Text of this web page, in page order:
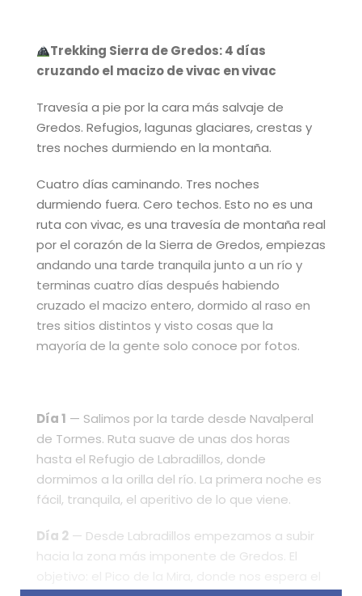
Trekking Sierra de Gredos: 4 días
cruzando el macizo de vivac en vivac
Travesía a pie por la cara más salvaje de
Gredos. Refugios, lagunas glaciares, crestas y
tres noches durmiendo en la montaña.
Cuatro días caminando. Tres noches
durmiendo fuera. Cero techos. Esto no es una
ruta con vivac, es una travesía de montaña real
por el corazón de la Sierra de Gredos, empiezas
andando una tarde tranquila junto a un río y
terminas cuatro días después habiendo
cruzado el macizo entero, dormido al raso en
tres sitios distintos y visto cosas que la
mayoría de la gente solo conoce por fotos.
Día 1 — Salimos por la tarde desde Navalperal
de Tormes. Ruta suave de unas dos horas
hasta el Refugio de Labradillos, donde
dormimos a la orilla del río. La primera noche es
fácil, tranquila, el aperitivo de lo que viene.
Día 2 — Desde Labradillos empezamos a subir
hacia la zona más imponente de Gredos. El